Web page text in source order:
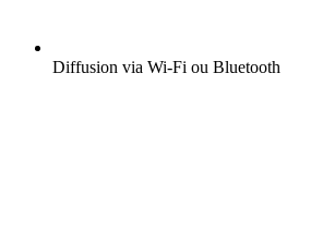
Diffusion via Wi-Fi ou Bluetooth